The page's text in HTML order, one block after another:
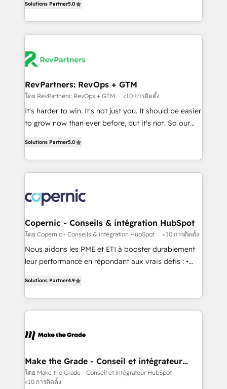
HubSpot accreditations and experience across
hundreds of organizations in dozens of industries,
there’s a good chance one of our globally integrated
explore whether S2 is the partner you’ve been
looking for...and get your next big initiative moving!
across five continents ★ AI-First, RevOps-led,
Onboarding obsessed ★ Company of the Year
2024/25 INSIDEA helps growing companies turn
team, migrate your data, and build AI-powered
your time zone. What we do ➤ Onboarding: Live in
weeks, with workflows built around your business,
not a template. ➤ Migration: Move from any legacy
CRM. Zero downtime, full data integrity. ➤
revenue process. Sales, marketing, and service wired
together. ➤ AI and Integrations: Layer Breeze AI,
rollouts, adoption coaching. Buying HubSpot,
switching to it, or reviving a stale portal? We are
Solutions Partner5.0
RevPartners: RevOps + GTM
โดย RevPartners: RevOps + GTM <10 การติดตั้ง
It's harder to win. It's not just you. It should be easier
to grow now than ever before, but it's not. So our
revenue number. We do that by bridging the gap
where agencies fail: combining GTM strategy with
technical execution to solve the right problem at the
implement your CRM. We engineer revenue
outcomes for the GTM owner on HubSpot. We Build
Different Because We're Built Different: - Secure:
Soc2 compliant 🛡️ - Onboarding: Implementations
starting from $1,5k - Clay: Elite Studio Solutions
Partner 🤝 - Global: 75+ RPers across five continents
Elite HubSpot Partner 🪴 - CRM: More Sales Hub
implementations than any other Partner 💻 -
agency for a GTM engineer’s job. The choice is
Solutions Partner5.0
Copernic - Conseils & intégration HubSpot
โดย Copernic - Conseils & intégration HubSpot <10 การติดตั้ง
Nous aidons les PME et ETI à booster durablement
leur performance en répondant aux vrais défis : •
téléphonie, etc.) • Alignement des équipes grâce à un
outil et des données partagées • Amélioration de la
collecte et de l’analyse des données pour des
de la productivité des équipes Notre équipe de 30
avec un engagement total, alignant processus
métiers et technologie, et guidant vos équipes à
travers le changement, tout en centrant vos objectifs
Solutions Partner4.9
Make the Grade - Conseil et intégrateur
HubSpot
โดย Make the Grade - Conseil et intégrateur HubSpot
<10 การติดตั้ง